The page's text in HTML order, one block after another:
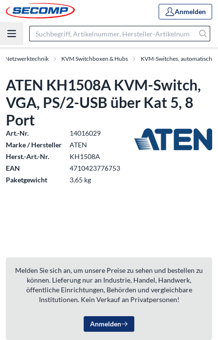
Anmelden
Netzwerktechnik KVM Switchboxen & Hubs KVM-Switches, automatisch
ATEN KH1508A KVM-Switch,
VGA, PS/2-USB über Kat 5, 8
Port
Art.-Nr.
14016029
Marke / Hersteller
ATEN
Herst.-Art.-Nr.
KH1508A
EAN
4710423776753
Paketgewicht
3,65 kg
Melden Sie sich an, um unsere Preise zu sehen und bestellen zu
können. Lieferung nur an Industrie, Handel, Handwerk,
öffentliche Einrichtungen, Behörden und vergleichbare
Institutionen. Kein Verkauf an Privatpersonen!
Anmelden